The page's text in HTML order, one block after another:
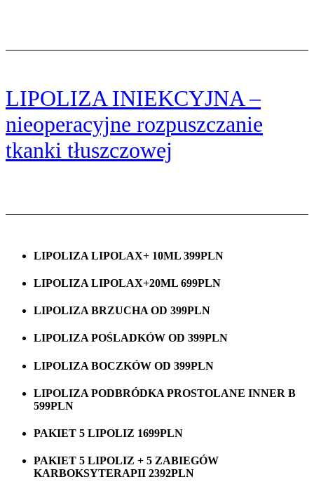
LIPOLIZA INIEKCYJNA –
nieoperacyjne rozpuszczanie
tkanki tłuszczowej
LIPOLIZA LIPOLAX+ 10ML 399PLN
LIPOLIZA LIPOLAX+20ML 699PLN
LIPOLIZA BRZUCHA OD 399PLN
LIPOLIZA POŚLADKÓW OD 399PLN
LIPOLIZA BOCZKÓW OD 399PLN
LIPOLIZA PODBRÓDKA PROSTOLANE INNER B
599PLN
PAKIET 5 LIPOLIZ 1699PLN
PAKIET 5 LIPOLIZ + 5 ZABIEGÓW
KARBOKSYTERAPII 2392PLN